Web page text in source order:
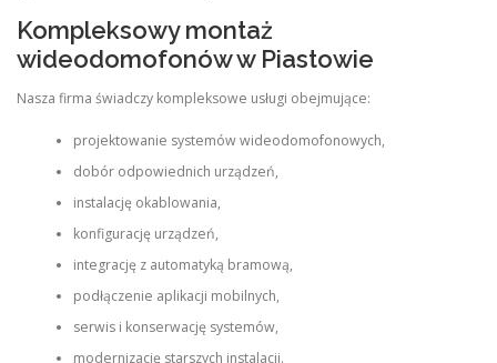
Kompleksowy montaż
wideodomofonów w Piastowie
Nasza firma świadczy kompleksowe usługi obejmujące:
projektowanie systemów wideodomofonowych,
dobór odpowiednich urządzeń,
instalację okablowania,
konfigurację urządzeń,
integrację z automatyką bramową,
podłączenie aplikacji mobilnych,
serwis i konserwację systemów,
modernizację starszych instalacji.